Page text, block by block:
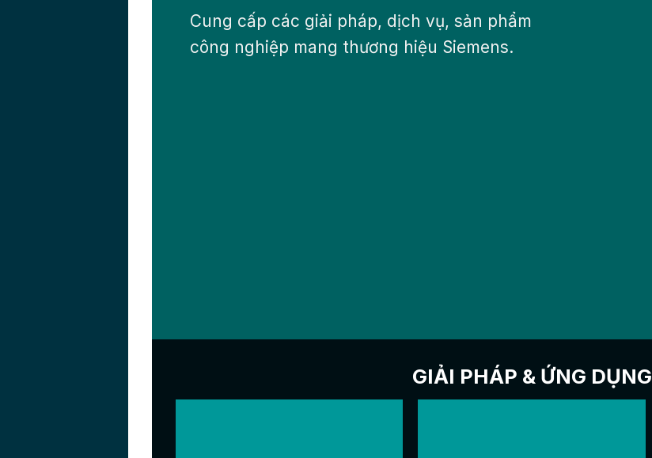
Cung cấp các giải pháp, dịch vụ, sản phẩm
công nghiệp mang thương hiệu Siemens.
GIẢI PHÁP & ỨNG DỤNG